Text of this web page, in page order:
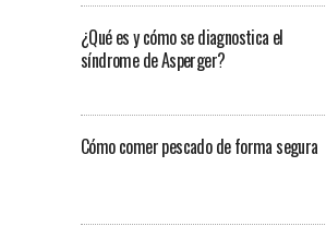
¿Qué es y cómo se diagnostica el
síndrome de Asperger?
Cómo comer pescado de forma segura